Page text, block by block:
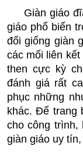
Giàn giáo đĩa
giáo phổ biến
đối giống giàn
các mối liên
then cực kỳ
đánh giá rất
phục những
khác. Để trang
cho công trình,
giàn giáo uy